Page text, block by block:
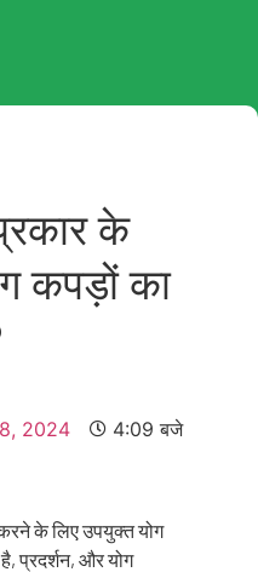
के
कपड़ों का
2024 4:09 बजे
के लिए उपयुक्त योग
प्रदर्शन, और योग